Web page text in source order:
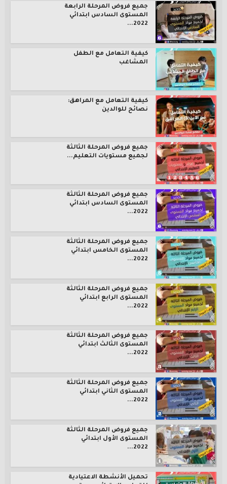
جميع فروض المرحلة الرابعة
المستوى السادس ابتدائي
2022...
كيفية التعامل مع الطفل
المشاغب
كيفية التعامل مع المراهق:
نصائح للوالدين
جميع فروض المرحلة الثالثة
لجميع مستويات التعليم...
جميع فروض المرحلة الثالثة
المستوى السادس ابتدائي
2022...
جميع فروض المرحلة الثالثة
المستوى الخامس ابتدائي
2022...
جميع فروض المرحلة الثالثة
المستوى الرابع ابتدائي
2022...
جميع فروض المرحلة الثالثة
المستوى الثالث ابتدائي
2022...
جميع فروض المرحلة الثالثة
المستوى الثاني ابتدائي
2022...
جميع فروض المرحلة الثالثة
المستوى الأول ابتدائي
2022...
تحميل الأنشطة الاعتيادية